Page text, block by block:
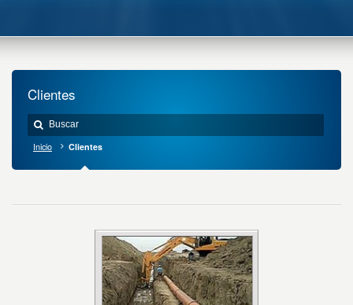
Clientes
Inicio Clientes